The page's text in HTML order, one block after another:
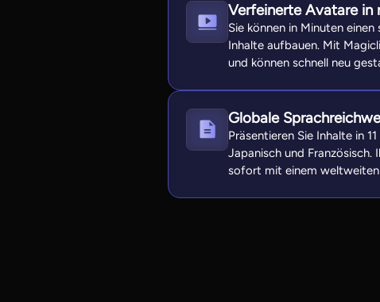
Verfeinerte Avatare in
Sie können in Minuten
Inhalte aufbauen. Mit
und können schnell neu
Globale
Präsentieren Sie Inhalte in
Japanisch und
sofort mit einem weltweiten